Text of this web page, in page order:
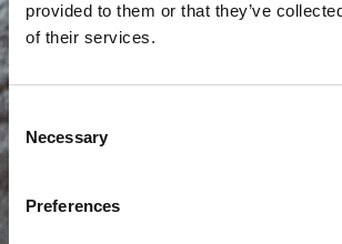
provided to them or that they’ve
of their services.
Consent
Selection
Necessary
Preferences